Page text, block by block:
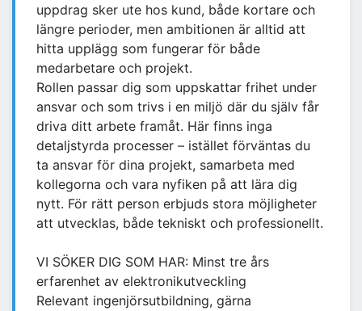
uppdrag sker ute hos kund, både kortare och
längre perioder, men ambitionen är alltid att
hitta upplägg som fungerar för både
medarbetare och projekt.
Rollen passar dig som uppskattar frihet under
ansvar och som trivs i en miljö där du själv får
driva ditt arbete framåt. Här finns inga
detaljstyrda processer – istället förväntas du
ta ansvar för dina projekt, samarbeta med
kollegorna och vara nyfiken på att lära dig
nytt. För rätt person erbjuds stora möjligheter
att utvecklas, både tekniskt och professionellt.
VI SÖKER DIG SOM HAR: Minst tre års
erfarenhet av elektronikutveckling
Relevant ingenjörsutbildning, gärna